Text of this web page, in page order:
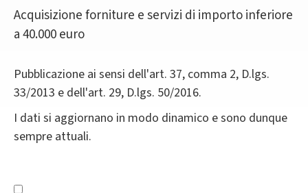
Acquisizione forniture e servizi di importo inferiore
a 40.000 euro
Pubblicazione ai sensi dell'art. 37, comma 2, D.lgs.
33/2013 e dell'art. 29, D.lgs. 50/2016.
I dati si aggiornano in modo dinamico e sono dunque
sempre attuali.